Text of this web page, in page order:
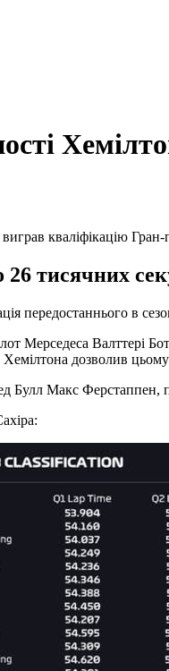
26 тисячних
передостаннього в
Мерседеса Валттері
Хемілтона дозволив
Ред Булл Макс